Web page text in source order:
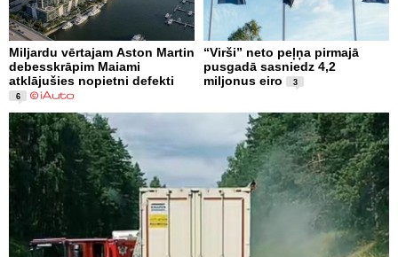
Miljardu vērtajam Aston Martin
debesskrāpim Maiami
atklājušies nopietni defekti
6
“Virši” neto peļņa pirmajā
pusgadā sasniedz 4,2
miljonus eiro
3